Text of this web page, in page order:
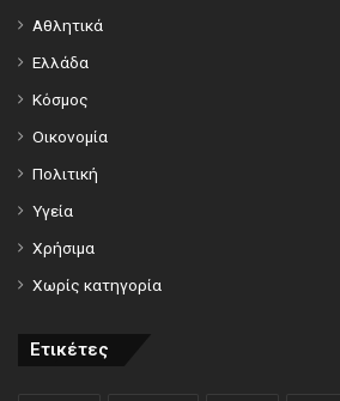
Αθλητικά
Ελλάδα
Κόσμος
Οικονομία
Πολιτική
Υγεία
Χρήσιμα
Χωρίς κατηγορία
Ετικέτες